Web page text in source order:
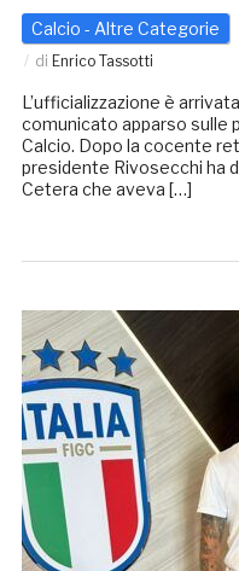
Calcio - Altre Categorie
di Enrico Tassotti
L’ufficializzazione è
comunicato apparso sulle
Calcio. Dopo la cocente
presidente Rivosecchi ha
Cetera che aveva […]